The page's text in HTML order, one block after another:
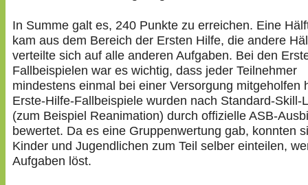
In Summe galt es, 240 Punkte zu erreichen. Eine
kam aus dem Bereich der Ersten Hilfe, die andere
verteilte sich auf alle anderen Aufgaben. Bei den
Fallbeispielen war es wichtig, dass jeder Teilnehmer
mindestens einmal bei einer Versorgung mitgeholfen
Erste-Hilfe-Fallbeispiele wurden nach Standard-Skill-
(zum Beispiel Reanimation) durch offizielle ASB-
bewertet. Da es eine Gruppenwertung gab, konnten
Kinder und Jugendlichen zum Teil selber einteilen,
Aufgaben löst.